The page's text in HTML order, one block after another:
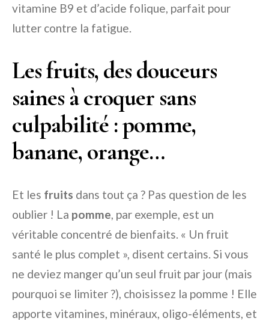
vitamine B9 et d’acide folique, parfait pour
lutter contre la fatigue.
Les fruits, des douceurs
saines à croquer sans
culpabilité : pomme,
banane, orange…
Et les fruits dans tout ça ? Pas question de les
oublier ! La pomme, par exemple, est un
véritable concentré de bienfaits. « Un fruit
santé le plus complet », disent certains. Si vous
ne deviez manger qu’un seul fruit par jour (mais
pourquoi se limiter ?), choisissez la pomme ! Elle
apporte vitamines, minéraux, oligo-éléments, et